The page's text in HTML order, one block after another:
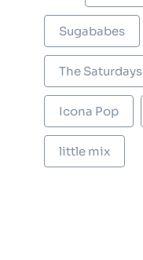
Sugababes
The Saturdays
Icona Pop
little mix